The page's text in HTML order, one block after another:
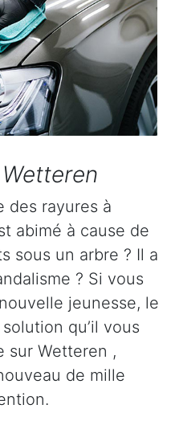
des rayures à
abimé à cause de
sous un arbre ? Il a
? Si vous
jeunesse, le
qu’il vous
sur Wetteren ,
de mille